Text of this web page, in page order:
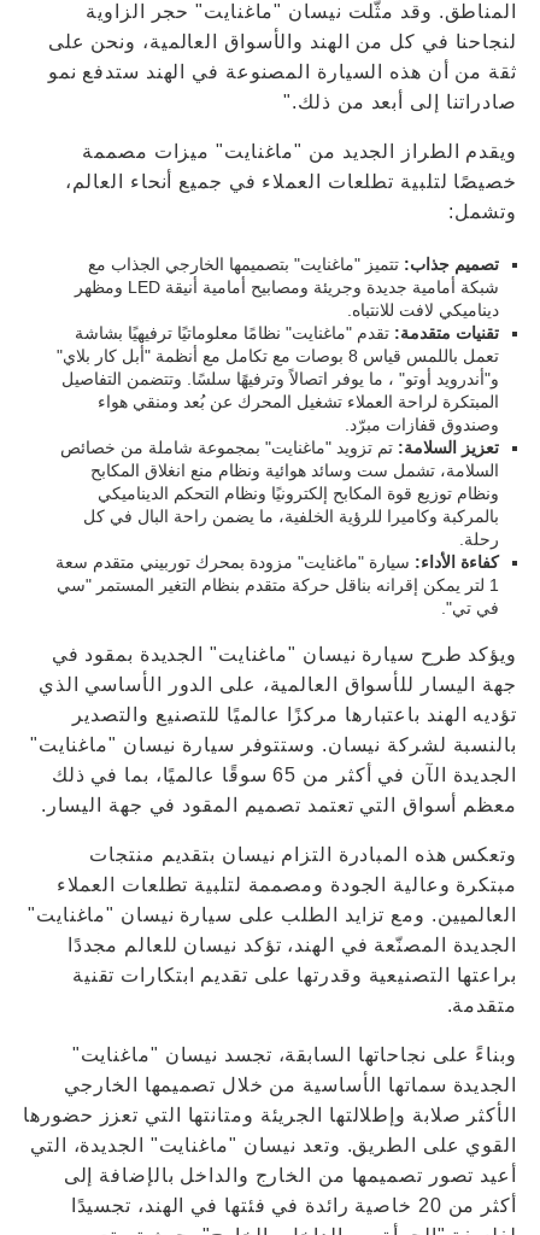
المناطق. وقد مثّلت نيسان "ماغنايت" حجر الزاوية
لنجاحنا في كل من الهند والأسواق العالمية، ونحن على
ثقة من أن هذه السيارة المصنوعة في الهند ستدفع نمو
صادراتنا إلى أبعد من ذلك."
ويقدم الطراز الجديد من "ماغنايت" ميزات مصممة
خصيصًا لتلبية تطلعات العملاء في جميع أنحاء العالم،
وتشمل:
تصميم جذاب: تتميز "ماغنايت" بتصميمها الخارجي الجذاب مع
شبكة أمامية جديدة وجريئة ومصابيح أمامية أنيقة LED ومظهر
ديناميكي لافت للانتباه.
تقنيات متقدمة: تقدم "ماغنايت" نظامًا معلوماتيًا ترفيهيًا بشاشة
تعمل باللمس قياس 8 بوصات مع تكامل مع أنظمة "أبل كار بلاي"
و"أندرويد أوتو" ، ما يوفر اتصالاً وترفيهًا سلسًا. وتتضمن التفاصيل
المبتكرة لراحة العملاء تشغيل المحرك عن بُعد ومنقي هواء
وصندوق قفازات مبرّد.
تعزيز السلامة: تم تزويد "ماغنايت" بمجموعة شاملة من خصائص
السلامة، تشمل ست وسائد هوائية ونظام منع انغلاق المكابح
ونظام توزيع قوة المكابح إلكترونيًا ونظام التحكم الديناميكي
بالمركبة وكاميرا للرؤية الخلفية، ما يضمن راحة البال في كل
رحلة.
كفاءة الأداء: سيارة "ماغنايت" مزودة بمحرك توربيني متقدم سعة
1 لتر يمكن إقرانه بناقل حركة متقدم بنظام التغير المستمر "سي
في تي".
ويؤكد طرح سيارة نيسان "ماغنايت" الجديدة بمقود في
جهة اليسار للأسواق العالمية، على الدور الأساسي الذي
تؤديه الهند باعتبارها مركزًا عالميًا للتصنيع والتصدير
بالنسبة لشركة نيسان. وستتوفر سيارة نيسان "ماغنايت"
الجديدة الآن في أكثر من 65 سوقًا عالميًا، بما في ذلك
معظم أسواق التي تعتمد تصميم المقود في جهة اليسار.
وتعكس هذه المبادرة التزام نيسان بتقديم منتجات
مبتكرة وعالية الجودة ومصممة لتلبية تطلعات العملاء
العالميين. ومع تزايد الطلب على سيارة نيسان "ماغنايت"
الجديدة المصنّعة في الهند، تؤكد نيسان للعالم مجددًا
براعتها التصنيعية وقدرتها على تقديم ابتكارات تقنية
متقدمة.
وبناءً على نجاحاتها السابقة، تجسد نيسان "ماغنايت"
الجديدة سماتها الأساسية من خلال تصميمها الخارجي
الأكثر صلابة وإطلالتها الجريئة ومتانتها التي تعزز حضورها
القوي على الطريق. وتعد نيسان "ماغنايت" الجديدة، التي
أعيد تصور تصميمها من الخارج والداخل بالإضافة إلى
أكثر من 20 خاصية رائدة في فئتها في الهند، تجسيدًا